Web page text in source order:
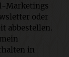
Marketings
oder
abbestellen.
in